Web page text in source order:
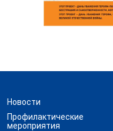
Новости
Профилактические
мероприятия